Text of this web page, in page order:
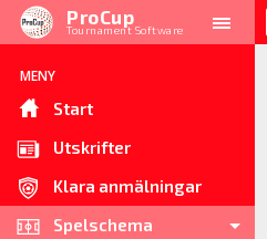
ProCup
Tournament Software
MENY
Start
Utskrifter
Klara anmälningar
Spelschema